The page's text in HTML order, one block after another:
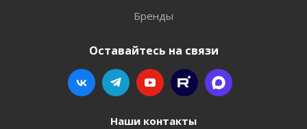
Бренды
Оставайтесь на связи
Наши контакты